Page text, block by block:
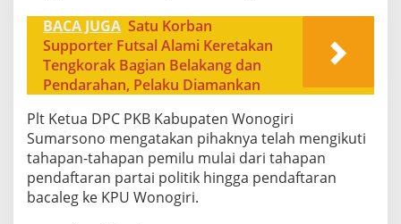
BACA JUGA Satu Korban
Supporter Futsal Alami Keretakan
Tengkorak Bagian Belakang dan
Pendarahan, Pelaku Diamankan
Plt Ketua DPC PKB Kabupaten Wonogiri
Sumarsono mengatakan pihaknya telah mengikuti
tahapan-tahapan pemilu mulai dari tahapan
pendaftaran partai politik hingga pendaftaran
bacaleg ke KPU Wonogiri.